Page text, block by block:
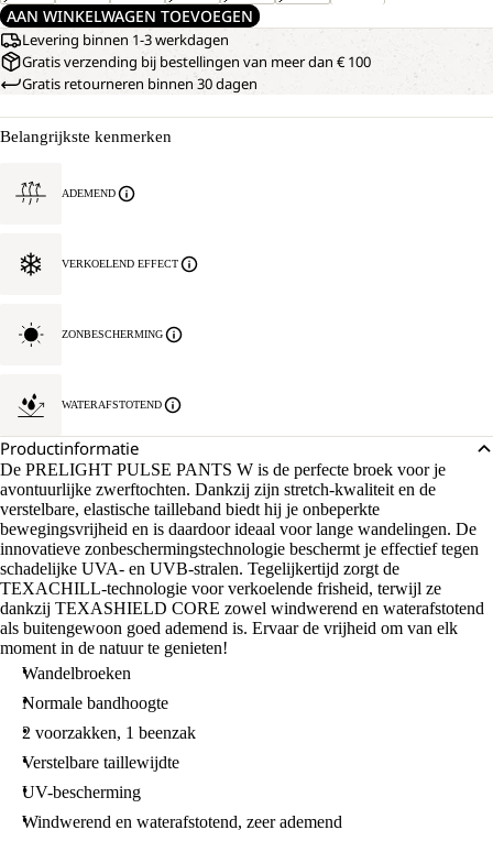
AAN WINKELWAGEN TOEVOEGEN
Levering binnen 1-3 werkdagen
Gratis verzending bij bestellingen van meer dan € 100
Gratis retourneren binnen 30 dagen
Belangrijkste kenmerken
ADEMEND
VERKOELEND EFFECT
ZONBESCHERMING
WATERAFSTOTEND
Productinformatie
De PRELIGHT PULSE PANTS W is de perfecte broek voor je
avontuurlijke zwerftochten. Dankzij zijn stretch-kwaliteit en de
verstelbare, elastische tailleband biedt hij je onbeperkte
bewegingsvrijheid en is daardoor ideaal voor lange wandelingen. De
innovatieve zonbeschermingstechnologie beschermt je effectief tegen
schadelijke UVA- en UVB-stralen. Tegelijkertijd zorgt de
TEXACHILL-technologie voor verkoelende frisheid, terwijl ze
dankzij TEXASHIELD CORE zowel windwerend en waterafstotend
als buitengewoon goed ademend is. Ervaar de vrijheid om van elk
moment in de natuur te genieten!
Wandelbroeken
Normale bandhoogte
2 voorzakken, 1 beenzak
Verstelbare taillewijdte
UV-bescherming
Windwerend en waterafstotend, zeer ademend